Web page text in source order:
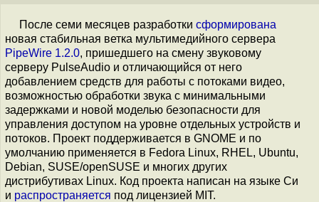
После семи месяцев разработки сформирована
новая стабильная ветка мультимедийного сервера
PipeWire 1.2.0, пришедшего на смену звуковому
серверу PulseAudio и отличающийся от него
добавлением средств для работы с потоками видео,
возможностью обработки звука с минимальными
задержками и новой моделью безопасности для
управления доступом на уровне отдельных устройств и
потоков. Проект поддерживается в GNOME и по
умолчанию применяется в Fedora Linux, RHEL, Ubuntu,
Debian, SUSE/openSUSE и многих других
дистрибутивах Linux. Код проекта написан на языке Си
и распространяется под лицензией MIT.